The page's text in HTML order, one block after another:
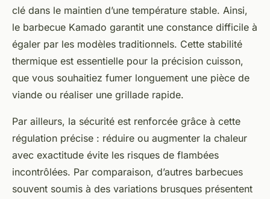
clé dans le maintien d’une température stable. Ainsi,
le barbecue Kamado garantit une constance difficile à
égaler par les modèles traditionnels. Cette stabilité
thermique est essentielle pour la précision cuisson,
que vous souhaitiez fumer longuement une pièce de
viande ou réaliser une grillade rapide.
Par ailleurs, la sécurité est renforcée grâce à cette
régulation précise : réduire ou augmenter la chaleur
avec exactitude évite les risques de flambées
incontrôlées. Par comparaison, d’autres barbecues
souvent soumis à des variations brusques présentent